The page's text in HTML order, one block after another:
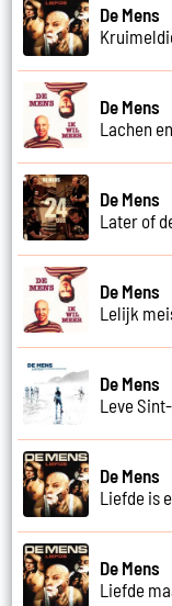
De Mens
De Mens
Lachen
De Mens
Later of
De Mens
Lelijk
De Mens
Leve
De Mens
Liefde is
De Mens
Liefde